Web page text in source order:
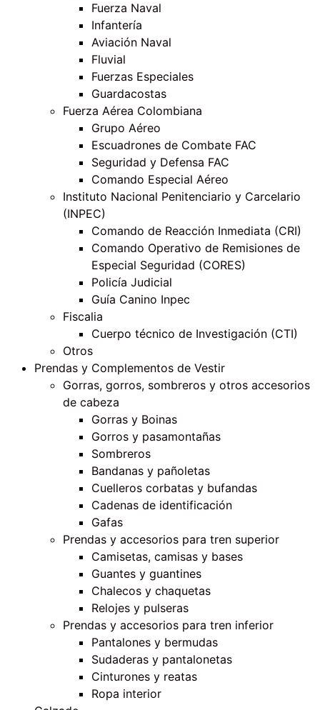
Fuerza Naval
Infantería
Aviación Naval
Fluvial
Fuerzas Especiales
Guardacostas
Fuerza Aérea Colombiana
Grupo Aéreo
Escuadrones de Combate FAC
Seguridad y Defensa FAC
Comando Especial Aéreo
Instituto Nacional Penitenciario y Carcelario
(INPEC)
Comando de Reacción Inmediata (CRI)
Comando Operativo de Remisiones de
Especial Seguridad (CORES)
Policía Judicial
Guía Canino Inpec
Fiscalia
Cuerpo técnico de Investigación (CTI)
Otros
Prendas y Complementos de Vestir
Gorras, gorros, sombreros y otros accesorios
de cabeza
Gorras y Boinas
Gorros y pasamontañas
Sombreros
Bandanas y pañoletas
Cuelleros corbatas y bufandas
Cadenas de identificación
Gafas
Prendas y accesorios para tren superior
Camisetas, camisas y bases
Guantes y guantines
Chalecos y chaquetas
Relojes y pulseras
Prendas y accesorios para tren inferior
Pantalones y bermudas
Sudaderas y pantalonetas
Cinturones y reatas
Ropa interior